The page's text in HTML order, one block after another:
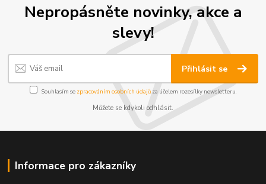
Nepropásněte novinky, akce a
slevy!
Přihlásit se
Souhlasím se zpracováním osobních údajůza účelem rozesílky newsletteru.
Můžete se kdykoli odhlásit.
Informace pro zákazníky